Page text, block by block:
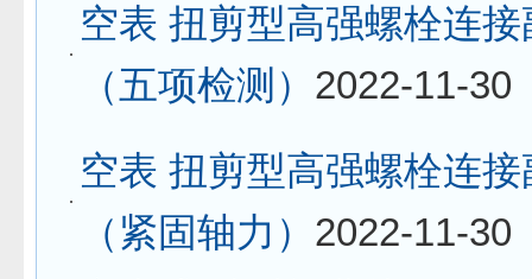
空表 扭剪型高强螺栓连
（五项检测） 2022-11-30
空表 扭剪型高强螺栓连
（紧固轴力） 2022-11-30